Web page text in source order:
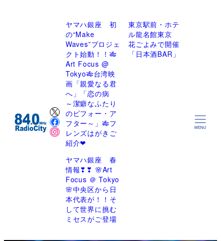
X
Facebook
Instagram
ヤマハ銀座 初
の“Make
Waves”プロジェ
クト始動！！🎋
Art Focus @
Tokyo🎋台湾映
画「親愛なる君
へ」「恋の病
～潔癖なふたり
のビフォー・ア
フター～」🎋フ
レンズはがきご
紹介❤
東京駅前・ホテ
ル龍名館東京
花ごよみで開催
「日本酒BAR」
ヤマハ銀座 春
情報❣❣ 🌸Art
Focus ＠ Tokyo
🌸中央区から日
本代表が！！そ
して世界に挑む
ミセスがご登場
MENU